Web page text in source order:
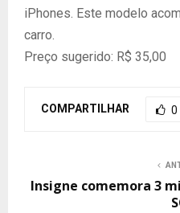
iPhones. Este modelo
carro.
Preço sugerido: R$ 35,00
COMPARTILHAR 0
Insigne comemora 3